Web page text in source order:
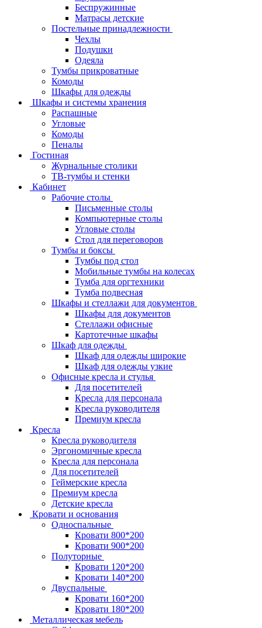
Беспружинные
Матрасы детские
Постельные принадлежности
Чехлы
Подушки
Одеяла
Тумбы прикроватные
Комоды
Шкафы для одежды
Шкафы и системы хранения
Распашные
Угловые
Комоды
Пеналы
Гостиная
Журнальные столики
ТВ‑тумбы и стенки
Кабинет
Рабочие столы
Письменные столы
Компьютерные столы
Угловые столы
Стол для переговоров
Тумбы и боксы
Тумбы под стол
Мобильные тумбы на колесах
Тумба для оргтехники
Тумба подвесная
Шкафы и стеллажи для документов
Шкафы для документов
Стеллажи офисные
Картотечные шкафы
Шкаф для одежды
Шкаф для одежды широкие
Шкаф для одежды узкие
Офисные кресла и стулья
Для посетителей
Кресла для персонала
Кресла руководителя
Премиум кресла
Кресла
Кресла руководителя
Эргономичные кресла
Кресла для персонала
Для посетителей
Геймерские кресла
Премиум кресла
Детские кресла
Кровати и основания
Односпальные
Кровати 800*200
Кровати 900*200
Полуторные
Кровати 120*200
Кровати 140*200
Двуспальные
Кровати 160*200
Кровати 180*200
Металлическая мебель